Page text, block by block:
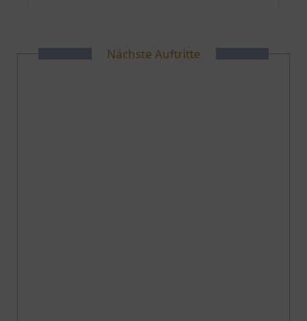
Nächste Auftritte